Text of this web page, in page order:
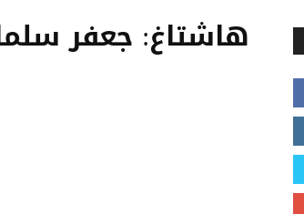
هاشتاغ: جعفر